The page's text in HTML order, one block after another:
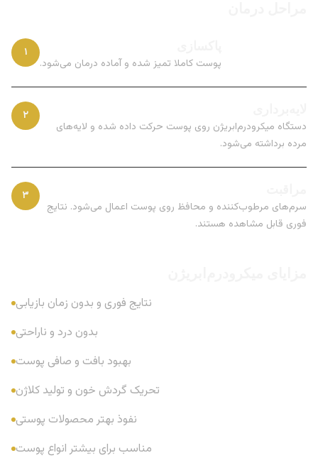
۱
پوست کاملا تمیز شده و آماده درمان می‌شود.
۲
دستگاه میکرودرم‌ابریژن روی پوست حرکت داده شده و لایه‌های
مرده برداشته می‌شود.
۳
سرم‌های مرطوب‌کننده و محافظ روی پوست اعمال می‌شود. نتایج
فوری قابل مشاهده هستند.
نتایج فوری و بدون زمان بازیابی
بدون درد و ناراحتی
بهبود بافت و صافی پوست
تحریک گردش خون و تولید کلاژن
نفوذ بهتر محصولات پوستی
مناسب برای بیشتر انواع پوست